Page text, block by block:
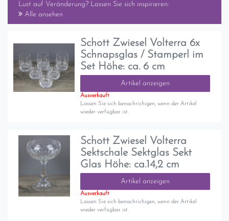
Lust auf Veränderung? Lassen Sie sich inspirieren:
Alle ansehen
Schott Zwiesel Volterra 6x
Schnapsglas / Stamperl im
Set Höhe: ca. 6 cm
Artikel anzeigen
Ausverkauft
Lassen Sie sich benachrichigen, wenn der Artikel
wieder verfügbar ist.
Schott Zwiesel Volterra
Sektschale Sektglas Sekt
Glas Höhe: ca.14,2 cm
Artikel anzeigen
Ausverkauft
Lassen Sie sich benachrichigen, wenn der Artikel
wieder verfügbar ist.